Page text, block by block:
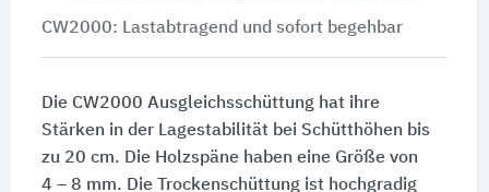
CW2000: Lastabtragend und sofort begehbar
Die CW2000 Ausgleichsschüttung hat ihre
Stärken in der Lagestabilität bei Schütthöhen bis
zu 20 cm. Die Holzspäne haben eine Größe von
4 – 8 mm. Die Trockenschüttung ist hochgradig